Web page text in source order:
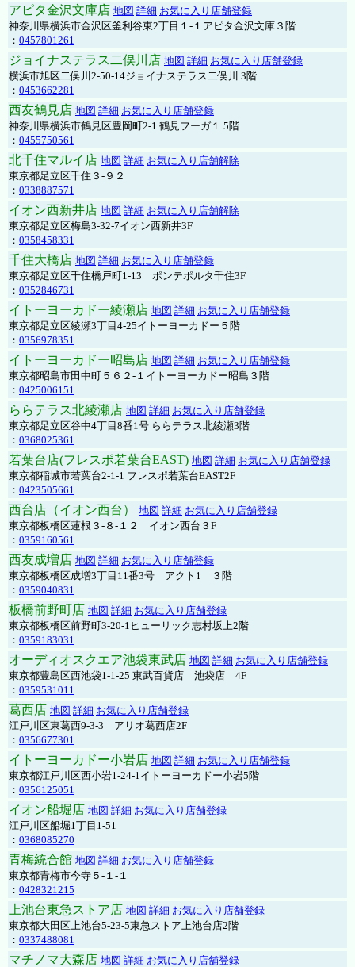
アピタ金沢文庫店 地図 詳細 お気に入り店舗登録
神奈川県横浜市金沢区釜利谷東2丁目１-１アピタ金沢文庫３階
： 0457801261
ジョイナステラス二俣川店 地図 詳細 お気に入り店舗登録
横浜市旭区二俣川2-50-14ジョイナステラス二俣川 3階
： 0453662281
西友鶴見店 地図 詳細 お気に入り店舗登録
神奈川県横浜市鶴見区豊岡町2-1 鶴見フーガ１ 5階
： 0455750561
北千住マルイ店 地図 詳細 お気に入り店舗解除
東京都足立区千住３-９２
： 0338887571
イオン西新井店 地図 詳細 お気に入り店舗解除
東京都足立区梅島3-32-7イオン西新井3F
： 0358458331
千住大橋店 地図 詳細 お気に入り店舗登録
東京都足立区千住橋戸町1-13 ポンテポルタ千住3F
： 0352846731
イトーヨーカドー綾瀬店 地図 詳細 お気に入り店舗登録
東京都足立区綾瀬3丁目4-25イトーヨーカドー５階
： 0356978351
イトーヨーカドー昭島店 地図 詳細 お気に入り店舗登録
東京都昭島市田中町５６２-１イトーヨーカドー昭島３階
： 0425006151
ららテラス北綾瀬店 地図 詳細 お気に入り店舗登録
東京都足立区谷中4丁目8番1号 ららテラス北綾瀬3階
： 0368025361
若葉台店(フレスポ若葉台EAST) 地図 詳細 お気に入り店舗登録
東京都稲城市若葉台2-1-1 フレスポ若葉台EAST2F
： 0423505661
西台店（イオン西台） 地図 詳細 お気に入り店舗登録
東京都板橋区蓮根３-８-１２ イオン西台３F
： 0359160561
西友成増店 地図 詳細 お気に入り店舗登録
東京都板橋区成増3丁目11番3号 アクト1 ３階
： 0359040831
板橋前野町店 地図 詳細 お気に入り店舗登録
東京都板橋区前野町3-20-1ヒューリック志村坂上2階
： 0359183031
オーディオスクエア池袋東武店 地図 詳細 お気に入り店舗登録
東京都豊島区西池袋1-1-25 東武百貨店 池袋店 4F
： 0359531011
葛西店 地図 詳細 お気に入り店舗登録
江戸川区東葛西9-3-3 アリオ葛西店2F
： 0356677301
イトーヨーカドー小岩店 地図 詳細 お気に入り店舗登録
東京都江戸川区西小岩1-24-1イトーヨーカドー小岩5階
： 0356125051
イオン船堀店 地図 詳細 お気に入り店舗登録
江戸川区船堀1丁目1-51
： 0368085270
青梅統合館 地図 詳細 お気に入り店舗登録
東京都青梅市今寺５-１-１
： 0428321215
上池台東急ストア店 地図 詳細 お気に入り店舗登録
東京都大田区上池台5-23-5東急ストア上池台店2階
： 0337488081
マチノマ大森店 地図 詳細 お気に入り店舗登録